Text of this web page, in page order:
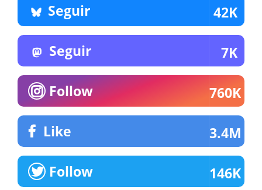
Seguir 42K
Seguir 7K
Follow 760K
Like 3.4M
Follow 146K